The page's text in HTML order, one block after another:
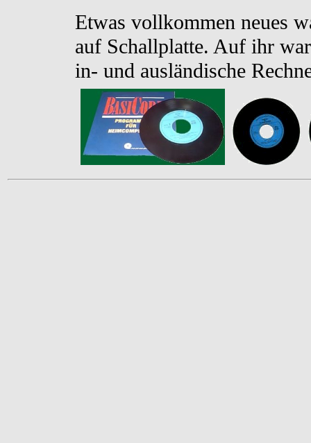
Etwas vollkommen neues
auf Schallplatte. Auf ihr
in- und ausländische